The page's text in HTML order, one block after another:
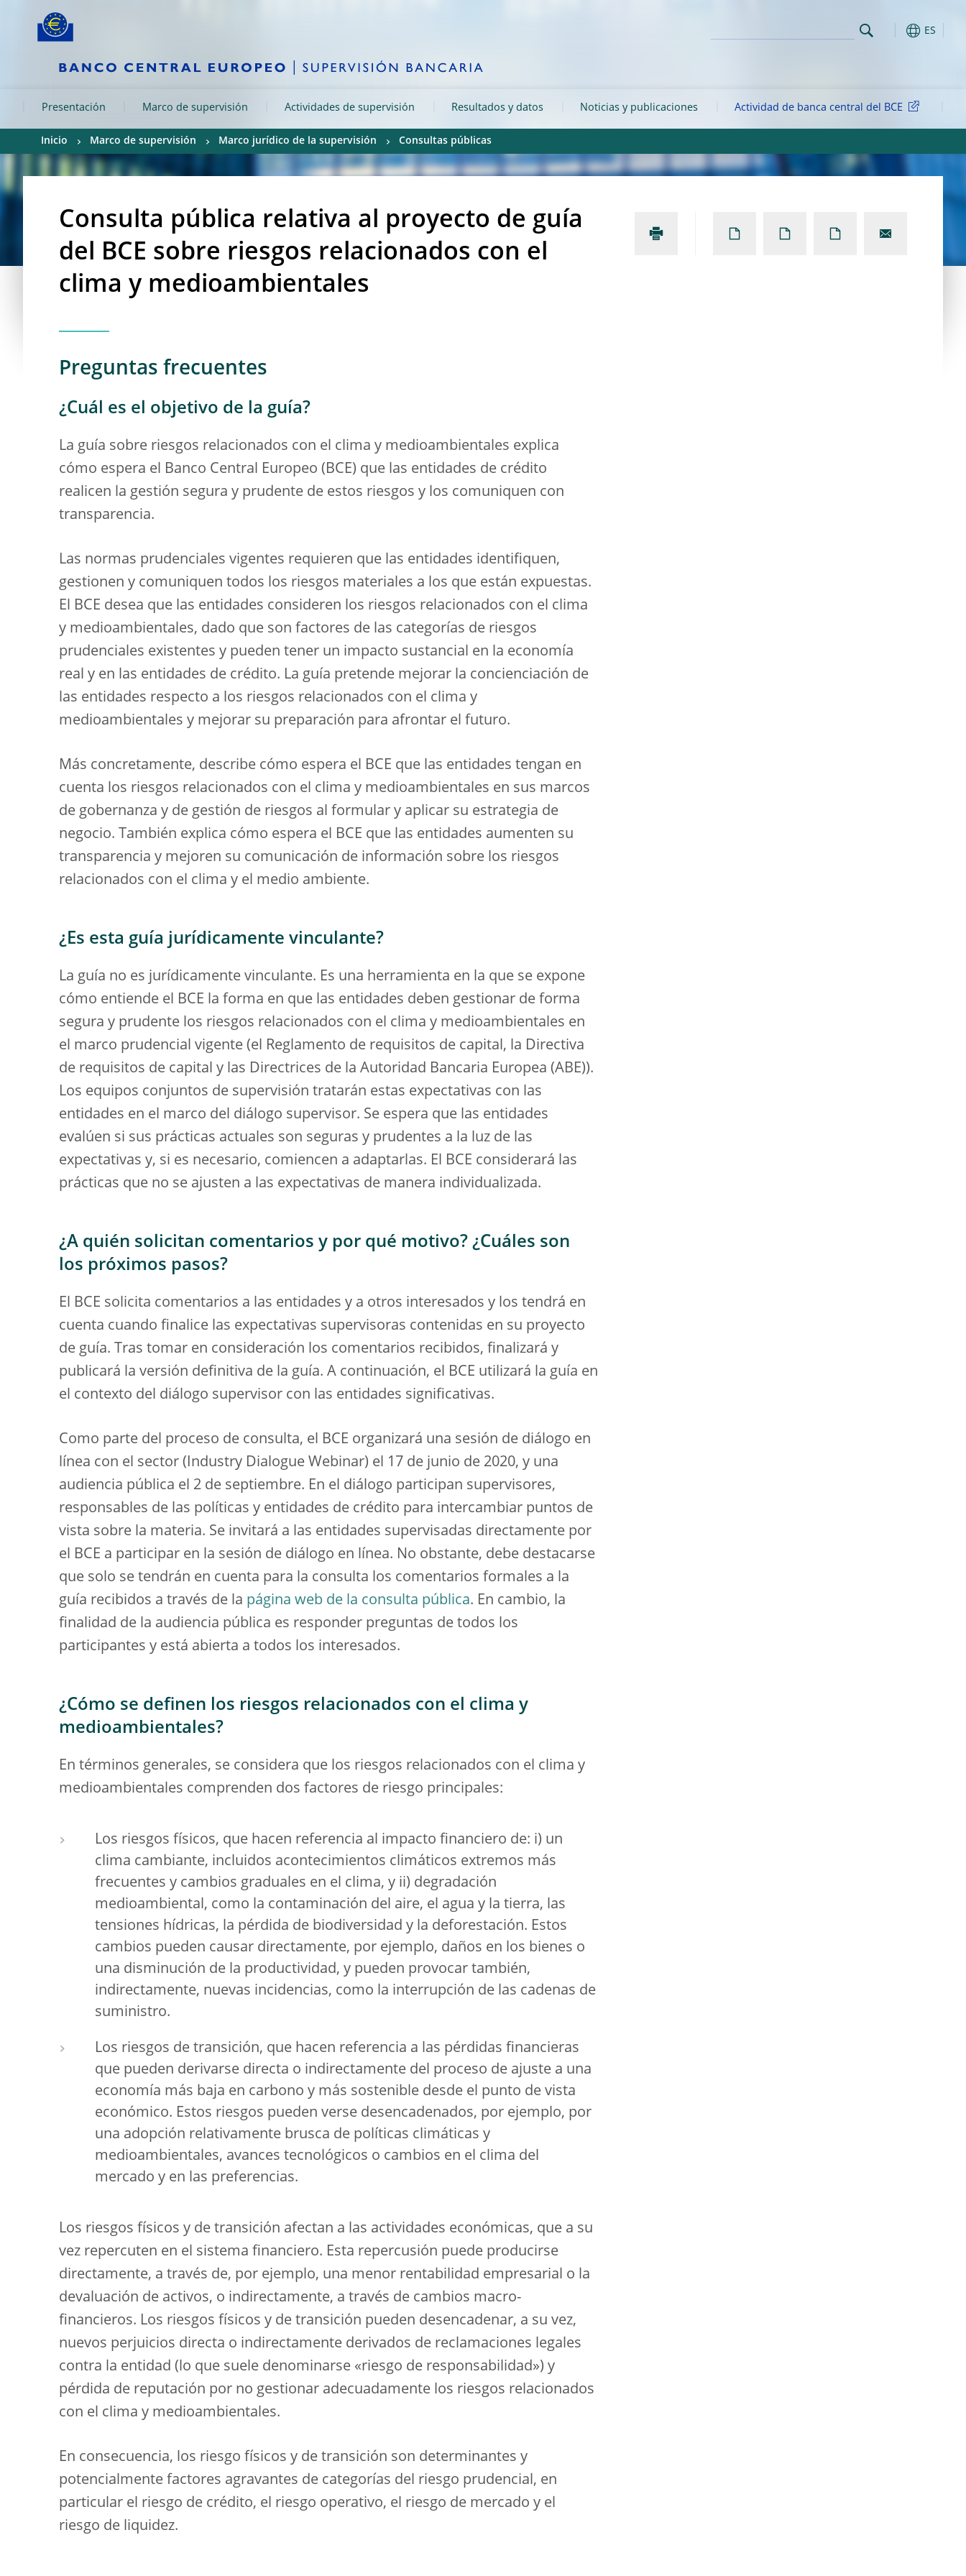
Skip to:
ES
Presentación Marco de supervisión Actividades de supervisión Resultados y datos Noticias y publicaciones Actividad de banca central del BCE
Inicio Marco de supervisión Marco jurídico de la supervisión Consultas públicas
Consulta pública relativa al proyecto de guía
del BCE sobre riesgos relacionados con el
clima y medioambientales
Preguntas frecuentes
¿Cuál es el objetivo de la guía?
La guía sobre riesgos relacionados con el clima y medioambientales explica
cómo espera el Banco Central Europeo (BCE) que las entidades de crédito
realicen la gestión segura y prudente de estos riesgos y los comuniquen con
transparencia.
Las normas prudenciales vigentes requieren que las entidades identifiquen,
gestionen y comuniquen todos los riesgos materiales a los que están expuestas.
El BCE desea que las entidades consideren los riesgos relacionados con el clima
y medioambientales, dado que son factores de las categorías de riesgos
prudenciales existentes y pueden tener un impacto sustancial en la economía
real y en las entidades de crédito. La guía pretende mejorar la concienciación de
las entidades respecto a los riesgos relacionados con el clima y
medioambientales y mejorar su preparación para afrontar el futuro.
Más concretamente, describe cómo espera el BCE que las entidades tengan en
cuenta los riesgos relacionados con el clima y medioambientales en sus marcos
de gobernanza y de gestión de riesgos al formular y aplicar su estrategia de
negocio. También explica cómo espera el BCE que las entidades aumenten su
transparencia y mejoren su comunicación de información sobre los riesgos
relacionados con el clima y el medio ambiente.
¿Es esta guía jurídicamente vinculante?
La guía no es jurídicamente vinculante. Es una herramienta en la que se expone
cómo entiende el BCE la forma en que las entidades deben gestionar de forma
segura y prudente los riesgos relacionados con el clima y medioambientales en
el marco prudencial vigente (el Reglamento de requisitos de capital, la Directiva
de requisitos de capital y las Directrices de la Autoridad Bancaria Europea (ABE)).
Los equipos conjuntos de supervisión tratarán estas expectativas con las
entidades en el marco del diálogo supervisor. Se espera que las entidades
evalúen si sus prácticas actuales son seguras y prudentes a la luz de las
expectativas y, si es necesario, comiencen a adaptarlas. El BCE considerará las
prácticas que no se ajusten a las expectativas de manera individualizada.
¿A quién solicitan comentarios y por qué motivo? ¿Cuáles son
los próximos pasos?
El BCE solicita comentarios a las entidades y a otros interesados y los tendrá en
cuenta cuando finalice las expectativas supervisoras contenidas en su proyecto
de guía. Tras tomar en consideración los comentarios recibidos, finalizará y
publicará la versión definitiva de la guía. A continuación, el BCE utilizará la guía en
el contexto del diálogo supervisor con las entidades significativas.
Como parte del proceso de consulta, el BCE organizará una sesión de diálogo en
línea con el sector (Industry Dialogue Webinar) el 17 de junio de 2020, y una
audiencia pública el 2 de septiembre. En el diálogo participan supervisores,
responsables de las políticas y entidades de crédito para intercambiar puntos de
vista sobre la materia. Se invitará a las entidades supervisadas directamente por
el BCE a participar en la sesión de diálogo en línea. No obstante, debe destacarse
que solo se tendrán en cuenta para la consulta los comentarios formales a la
guía recibidos a través de la página web de la consulta pública. En cambio, la
finalidad de la audiencia pública es responder preguntas de todos los
participantes y está abierta a todos los interesados.
¿Cómo se definen los riesgos relacionados con el clima y
medioambientales?
En términos generales, se considera que los riesgos relacionados con el clima y
medioambientales comprenden dos factores de riesgo principales:
Los riesgos físicos, que hacen referencia al impacto financiero de: i) un
clima cambiante, incluidos acontecimientos climáticos extremos más
frecuentes y cambios graduales en el clima, y ii) degradación
medioambiental, como la contaminación del aire, el agua y la tierra, las
tensiones hídricas, la pérdida de biodiversidad y la deforestación. Estos
cambios pueden causar directamente, por ejemplo, daños en los bienes o
una disminución de la productividad, y pueden provocar también,
indirectamente, nuevas incidencias, como la interrupción de las cadenas de
suministro.
Los riesgos de transición, que hacen referencia a las pérdidas financieras
que pueden derivarse directa o indirectamente del proceso de ajuste a una
economía más baja en carbono y más sostenible desde el punto de vista
económico. Estos riesgos pueden verse desencadenados, por ejemplo, por
una adopción relativamente brusca de políticas climáticas y
medioambientales, avances tecnológicos o cambios en el clima del
mercado y en las preferencias.
Los riesgos físicos y de transición afectan a las actividades económicas, que a su
vez repercuten en el sistema financiero. Esta repercusión puede producirse
directamente, a través de, por ejemplo, una menor rentabilidad empresarial o la
devaluación de activos, o indirectamente, a través de cambios macro-
financieros. Los riesgos físicos y de transición pueden desencadenar, a su vez,
nuevos perjuicios directa o indirectamente derivados de reclamaciones legales
contra la entidad (lo que suele denominarse «riesgo de responsabilidad») y
pérdida de reputación por no gestionar adecuadamente los riesgos relacionados
con el clima y medioambientales.
En consecuencia, los riesgo físicos y de transición son determinantes y
potencialmente factores agravantes de categorías del riesgo prudencial, en
particular el riesgo de crédito, el riesgo operativo, el riesgo de mercado y el
riesgo de liquidez.